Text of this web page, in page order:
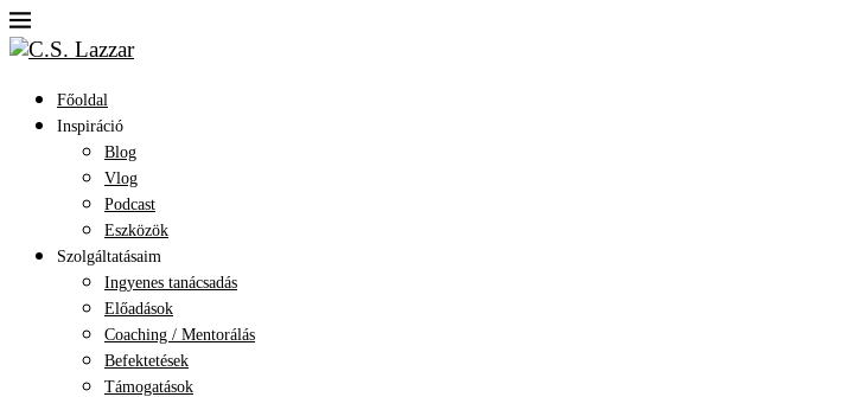
Főoldal
Inspiráció
Blog
Vlog
Podcast
Eszközök
Szolgáltatásaim
Ingyenes tanácsadás
Előadások
Coaching / Mentorálás
Befektetések
Támogatások